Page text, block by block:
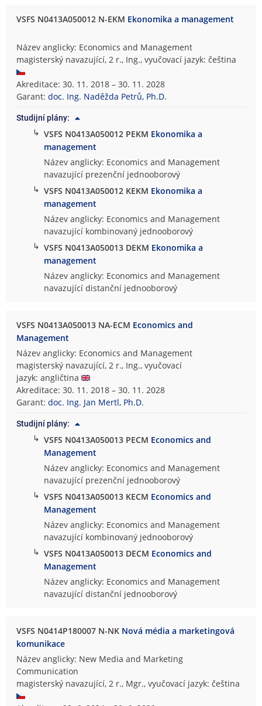
VSFS N0413A050012 N-EKM Ekonomika a management
Název anglicky: Economics and Management
magisterský navazující, 2 r., Ing., vyučovací jazyk: čeština
Akreditace: 30. 11. 2018 – 30. 11. 2028
Garant:doc. Ing. Naděžda Petrů, Ph.D.
Studijní plány:
↳ VSFS N0413A050012 PEKM Ekonomika a
management
Název anglicky: Economics and Management
navazující prezenční jednooborový
↳ VSFS N0413A050012 KEKM Ekonomika a
management
Název anglicky: Economics and Management
navazující kombinovaný jednooborový
↳ VSFS N0413A050013 DEKM Ekonomika a
management
Název anglicky: Economics and Management
navazující distanční jednooborový
VSFS N0413A050013 NA-ECM Economics and
Management
Název anglicky: Economics and Management
magisterský navazující, 2 r., Ing., vyučovací
jazyk: angličtina
Akreditace: 30. 11. 2018 – 30. 11. 2028
Garant:doc. Ing. Jan Mertl, Ph.D.
Studijní plány:
↳ VSFS N0413A050013 PECM Economics and
Management
Název anglicky: Economics and Management
navazující prezenční jednooborový
↳ VSFS N0413A050013 KECM Economics and
Management
Název anglicky: Economics and Management
navazující kombinovaný jednooborový
↳ VSFS N0413A050013 DECM Economics and
Management
Název anglicky: Economics and Management
navazující distanční jednooborový
VSFS N0414P180007 N-NK Nová média a marketingová
komunikace
Název anglicky: New Media and Marketing
Communication
magisterský navazující, 2 r., Mgr., vyučovací jazyk: čeština